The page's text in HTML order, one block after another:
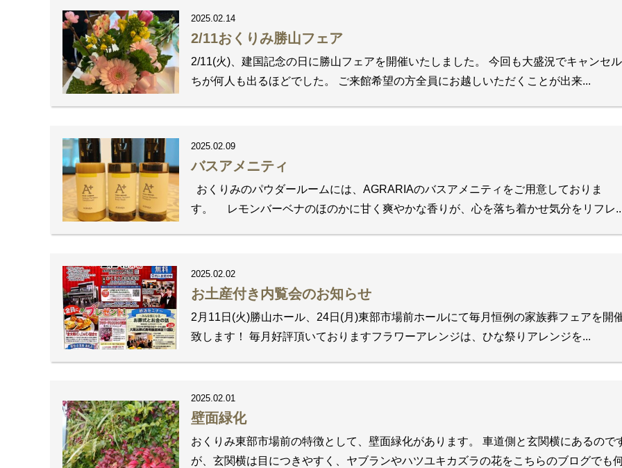
2025.02.14
2/11おくりみ勝山フェア
2/11(火)、建国記念の日に勝山フェアを開催いたしました。 今回も大盛況でキャンセ
ちが何人も出るほどでした。 ご来館希望の方全員にお越しいただくことが出来...
2025.02.09
バスアメニティ
おくりみのパウダールームには、AGRARIAのバスアメニティをご用意しておりま
す。 レモンバーベナのほのかに甘く爽やかな香りが、心を落ち着かせ気分をリフレ
2025.02.02
お土産付き内覧会のお知らせ
2月11日(火)勝山ホール、24日(月)東部市場前ホールにて毎月恒例の家族葬フェアを開
致します！ 毎月好評頂いておりますフラワーアレンジは、ひな祭りアレンジを...
2025.02.01
壁面緑化
おくりみ東部市場前の特徴として、壁面緑化があります。 車道側と玄関横にあるので
が、玄関横は目につきやすく、ヤブランやハツユキカズラの花をこちらのブログでも